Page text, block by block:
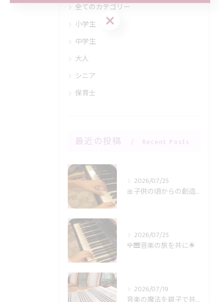
全てのカテゴリー
小学生
中学生
大人
シニア
保育士
最近の投稿 Recent Posts
2026/07/25
🎀子供の頃からの創造力に感謝🎹✨
2026/07/25
🌹🎹音楽の旅を共に🌟
2026/07/19
お問い合わせはこちら